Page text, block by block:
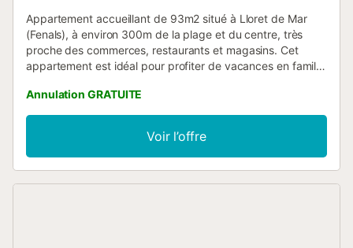
Appartement accueillant de 93m2 situé à Lloret de Mar
(Fenals), à environ 300m de la plage et du centre, très
proche des commerces, restaurants et magasins. Cet
appartement est idéal pour profiter de vacances en famille
personnes. Il fait partie d'une urbanisation calme avec
jardin et piscine communautaires et dispose d'un parking.
Il est composé d'un salon avec TV et accès direct à la
terrasse, une cuisine (four, micro-ondes, cafetière,
cuisinière à gaz et lave-linge), 1 chambre avec un lit
Annulation GRATUITE
Voir l’offre